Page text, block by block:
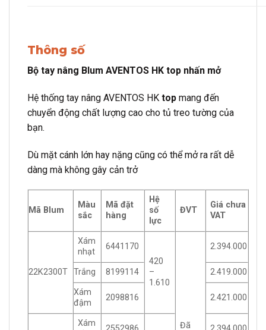
Thông số
Bộ tay nâng Blum AVENTOS HK top nhấn mở
Hệ thống tay nâng AVENTOS HK top mang đến
chuyển động chất lượng cao cho tủ treo tường của
bạn.
Dù mặt cánh lớn hay nặng cũng có thể mở ra rất dễ
dàng mà không gây cản trở
Mã Blum
Màu
sắc
Mã đặt
hàng
Hệ
số
lực
ĐVT
Giá chưa
VAT
22K2300T
Xám
nhạt
6441170
420
–
1.610
Đã
2.394.000
Trắng 8199114
2.419.000
Xám
đậm
2098816 2.421.000
Xám